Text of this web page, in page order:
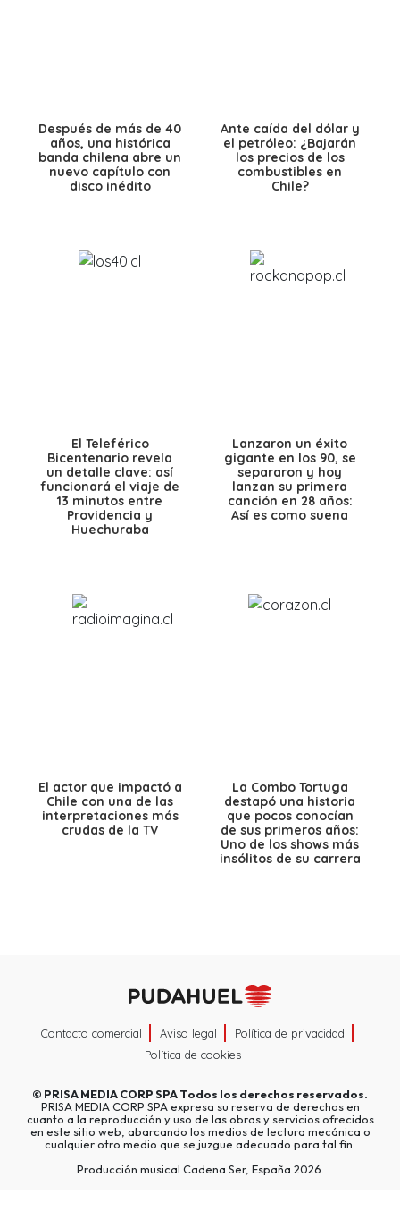
Después de más de 40
años, una histórica
banda chilena abre un
nuevo capítulo con
disco inédito
Ante caída del dólar y
el petróleo: ¿Bajarán
los precios de los
combustibles en
Chile?
El Teleférico
Bicentenario revela
un detalle clave: así
funcionará el viaje de
13 minutos entre
Providencia y
Huechuraba
Lanzaron un éxito
gigante en los 90, se
separaron y hoy
lanzan su primera
canción en 28 años:
Así es como suena
El actor que impactó a
Chile con una de las
interpretaciones más
crudas de la TV
La Combo Tortuga
destapó una historia
que pocos conocían
de sus primeros años:
Uno de los shows más
insólitos de su carrera
Contacto comercial Aviso legal
Política de privacidad
Política de cookies
© PRISA MEDIA CORP SPATodos los derechos reservados.
PRISA MEDIA CORP SPA expresa su reserva de derechos en
cuanto a la reproducción y uso de las obras y servicios ofrecidos
en este sitio web, abarcando los medios de lectura mecánica o
cualquier otro medio que se juzgue adecuado para tal fin.
Producción musical Cadena Ser, España 2026.